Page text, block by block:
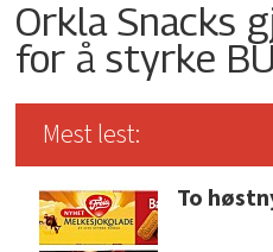
Orkla Snacks
for å styrke
Mest lest:
To